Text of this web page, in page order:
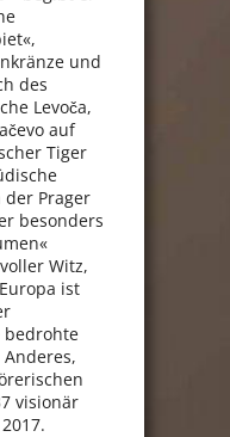
und
des
Levoča,
auf
Tiger
Prager
besonders
Witz,
ist
bedrohte
visionär